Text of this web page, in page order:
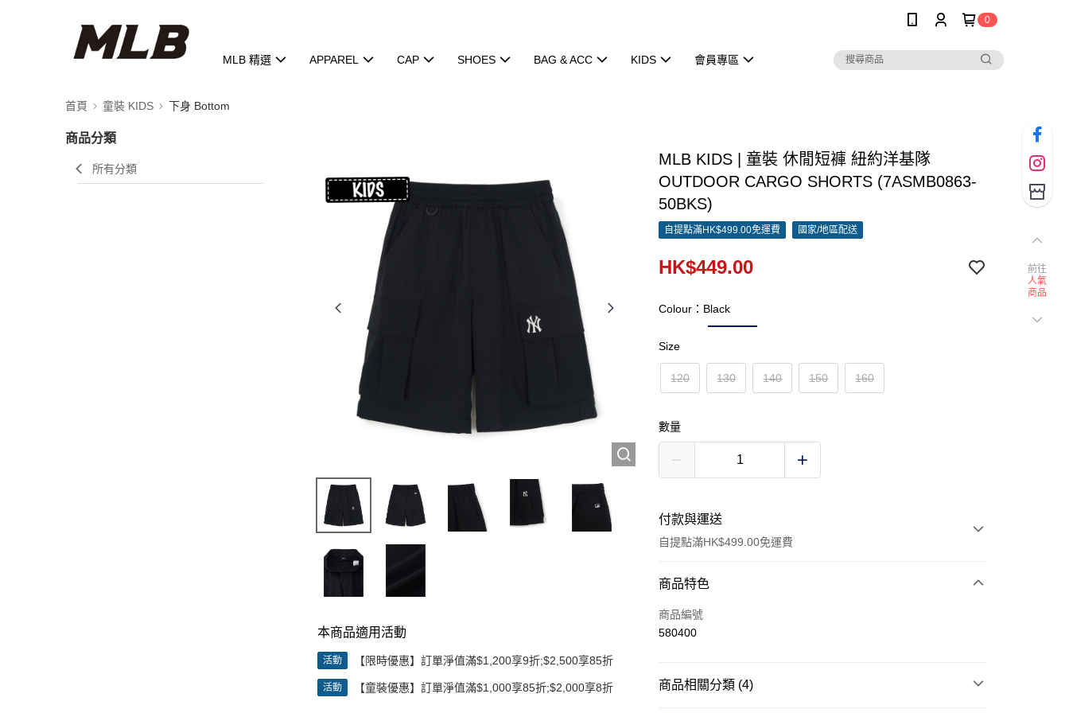
0
MLB 精選 APPAREL CAP SHOES BAG & ACC KIDS 會員專區
首頁 童裝 KIDS 下身 Bottom
商品分類
所有分類
本商品適用活動
活動 【限時優惠】訂單淨值滿$1,200享9折;$2,500享85折
活動 【童裝優惠】訂單淨值滿$1,000享85折;$2,000享8折
MLB KIDS | 童裝 休閒短褲 紐約洋基隊
OUTDOOR CARGO SHORTS (7ASMB0863-
50BKS)
自提點滿HK$499.00免運費 國家/地區配送
HK$449.00
Colour：Black
Size
120 130 140 150 160
數量
付款與運送
自提點滿HK$499.00免運費
付款方式
信用卡
商品特色
商品編號
580400
商品相關分類 (4)
前往
人氣
商品